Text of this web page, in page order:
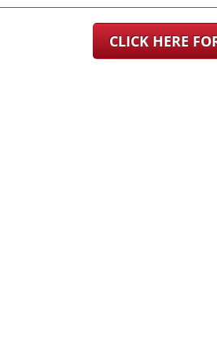
CLICK HERE